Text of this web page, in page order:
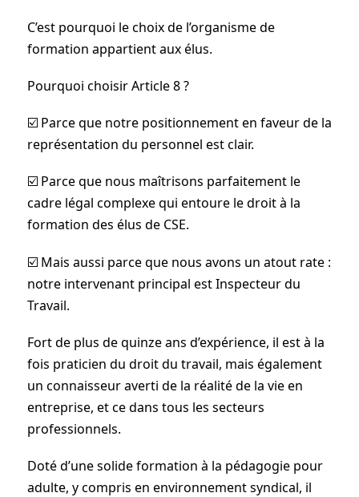
C’est pourquoi le choix de l’organisme de
formation appartient aux élus.
Pourquoi choisir Article 8 ?
☑️ Parce que notre positionnement en faveur de la
représentation du personnel est clair.
☑️ Parce que nous maîtrisons parfaitement le
cadre légal complexe qui entoure le droit à la
formation des élus de CSE.
☑️ Mais aussi parce que nous avons un atout rate :
notre intervenant principal est Inspecteur du
Travail.
Fort de plus de quinze ans d’expérience, il est à la
fois praticien du droit du travail, mais également
un connaisseur averti de la réalité de la vie en
entreprise, et ce dans tous les secteurs
professionnels.
Doté d’une solide formation à la pédagogie pour
adulte, y compris en environnement syndical, il